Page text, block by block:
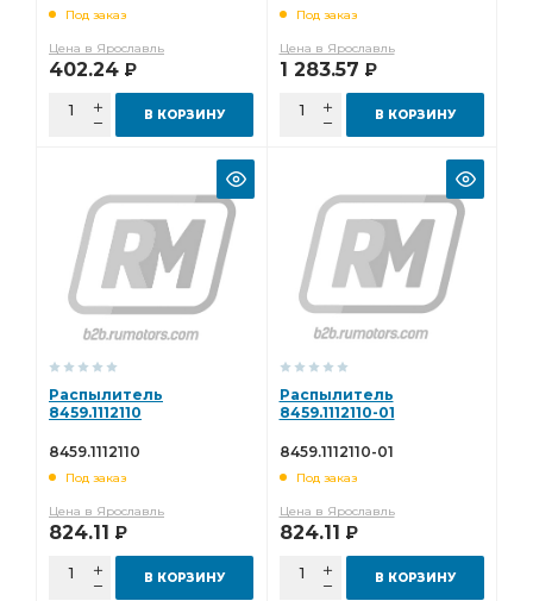
Под заказ
Цена в Ярославль
402.24 Р
В КОРЗИНУ
Под заказ
Цена в Ярославль
1 283.57 Р
В КОРЗИНУ
Распылитель
8459.1112110
8459.1112110
Под заказ
Цена в Ярославль
824.11 Р
В КОРЗИНУ
Распылитель
8459.1112110-01
8459.1112110-01
Под заказ
Цена в Ярославль
824.11 Р
В КОРЗИНУ